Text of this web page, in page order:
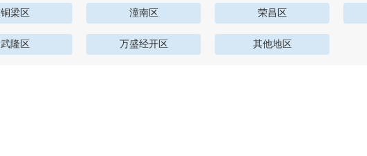
铜梁区 潼南区 荣昌区
武隆区 万盛经开区 其他地区